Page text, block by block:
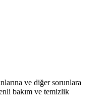
ve diğer sorunlara
bakım ve temizlik